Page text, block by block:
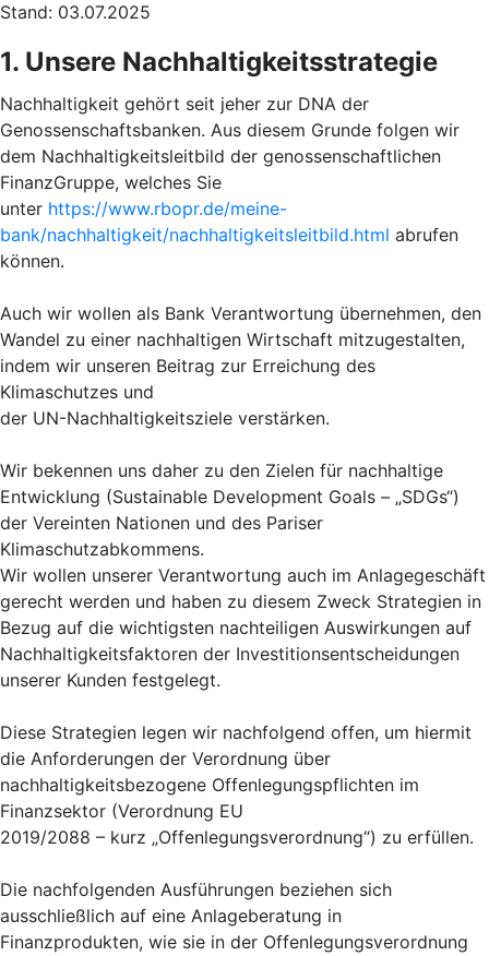
Stand: 03.07.2025
1. Unsere Nachhaltigkeitsstrategie
Nachhaltigkeit gehört seit jeher zur DNA der
Genossenschaftsbanken. Aus diesem Grunde folgen wir
dem Nachhaltigkeitsleitbild der genossenschaftlichen
FinanzGruppe, welches Sie
unter https://www.rbopr.de/meine-
bank/nachhaltigkeit/nachhaltigkeitsleitbild.html abrufen
können.
Auch wir wollen als Bank Verantwortung übernehmen, den
Wandel zu einer nachhaltigen Wirtschaft mitzugestalten,
indem wir unseren Beitrag zur Erreichung des
Klimaschutzes und
der UN-Nachhaltigkeitsziele verstärken.
Wir bekennen uns daher zu den Zielen für nachhaltige
Entwicklung (Sustainable Development Goals – „SDGs“)
der Vereinten Nationen und des Pariser
Klimaschutzabkommens.
Wir wollen unserer Verantwortung auch im Anlagegeschäft
gerecht werden und haben zu diesem Zweck Strategien in
Bezug auf die wichtigsten nachteiligen Auswirkungen auf
Nachhaltigkeitsfaktoren der Investitionsentscheidungen
unserer Kunden festgelegt.
Diese Strategien legen wir nachfolgend offen, um hiermit
die Anforderungen der Verordnung über
nachhaltigkeitsbezogene Offenlegungspflichten im
Finanzsektor (Verordnung EU
2019/2088 – kurz „Offenlegungsverordnung“) zu erfüllen.
Die nachfolgenden Ausführungen beziehen sich
ausschließlich auf eine Anlageberatung in
Finanzprodukten, wie sie in der Offenlegungsverordnung